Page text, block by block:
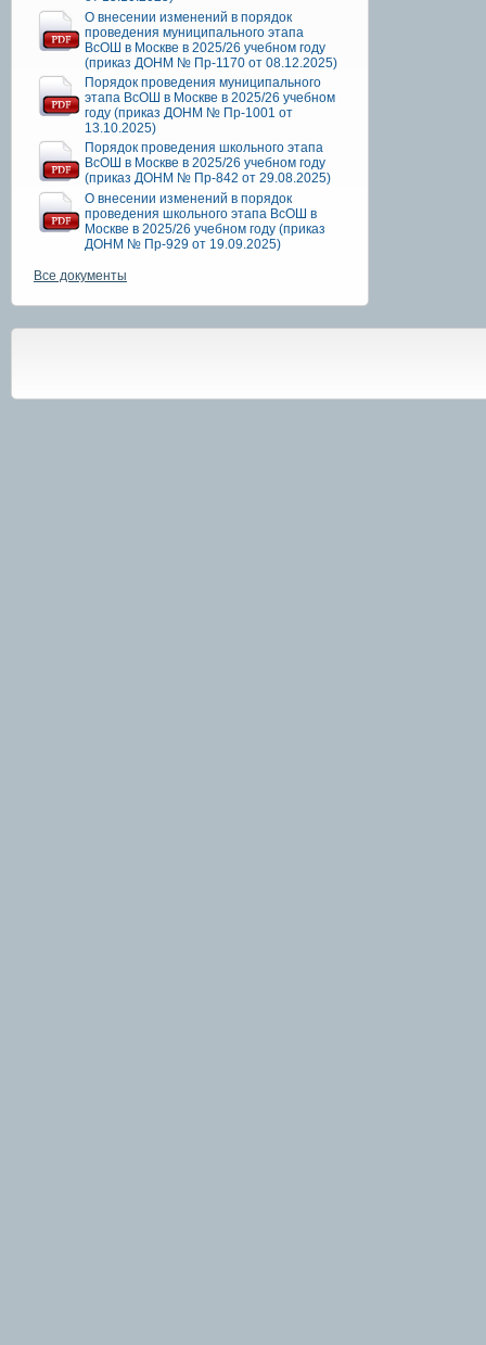
О внесении изменений в порядок
проведения муниципального этапа
ВсОШ в Москве в 2025/26 учебном году
(приказ ДОНМ № Пр-1170 от 08.12.2025)
Порядок проведения муниципального
этапа ВсОШ в Москве в 2025/26 учебном
году (приказ ДОНМ № Пр-1001 от
13.10.2025)
Порядок проведения школьного этапа
ВсОШ в Москве в 2025/26 учебном году
(приказ ДОНМ № Пр-842 от 29.08.2025)
О внесении изменений в порядок
проведения школьного этапа ВсОШ в
Москве в 2025/26 учебном году (приказ
ДОНМ № Пр-929 от 19.09.2025)
Все документы